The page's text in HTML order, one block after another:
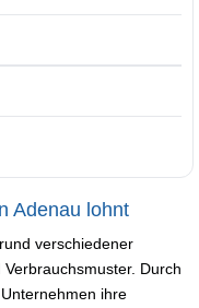
Adenau lohnt
verschiedener
Durch
ihre